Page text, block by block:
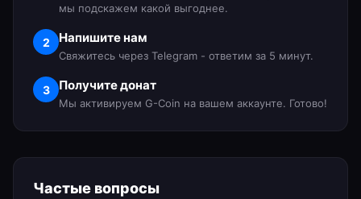
мы подскажем какой выгоднее.
2 Напишите нам
Свяжитесь через Telegram - ответим за 5 минут.
3 Получите донат
Мы активируем G-Coin на вашем аккаунте. Готово!
Частые вопросы